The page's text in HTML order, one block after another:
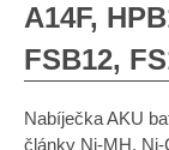
A14F,
FSB12,
Nabíječka AKU
články Ni-MH, Ni-